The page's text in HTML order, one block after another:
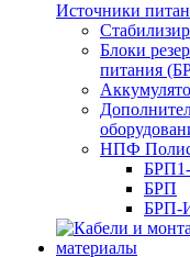
Источники
Блоки
питания
НПФ
БРП
БРП-